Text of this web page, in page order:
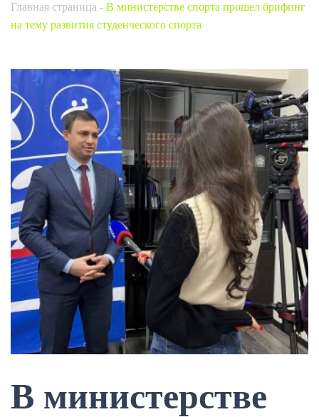
Главная страница - В министерстве спорта прошел брифинг
на тему развития студенческого спорта
В министерстве